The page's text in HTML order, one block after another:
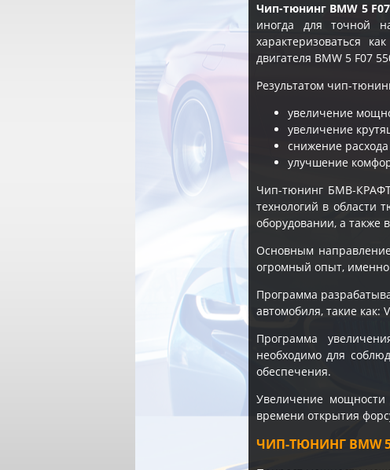
Чип-тюнинг BMW 5
иногда для точной
характеризоваться
двигателя BMW 5 F07
Результатом чип-
увеличение
увеличение
снижение
улучшение
Чип-тюнинг БМВ-
технологий в области
оборудовании, а также
Основным
огромный опыт, именно
Программа
автомобиля, такие
Программа
необходимо для
обеспечения.
Увеличение мощности
времени открытия
ЧИП-ТЮНИНГ BMW